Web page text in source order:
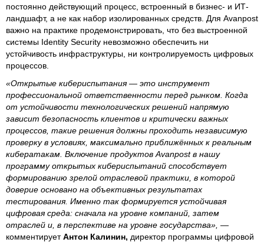
постоянно действующий процесс, встроенный в бизнес- и ИТ-
ландшафт, а не как набор изолированных средств. Для Avanpost
важно на практике продемонстрировать, что без выстроенной
системы Identity Security невозможно обеспечить ни
устойчивость инфраструктуры, ни контролируемость цифровых
процессов.
«Открытые кибериспытания — это инструмент
профессиональной ответственности перед рынком. Когда
от устойчивости технологических решений напрямую
зависит безопасность клиентов и критически важных
процессов, такие решения должны проходить независимую
проверку в условиях, максимально приближённых к реальным
кибератакам. Включение продуктов Avanpost в нашу
программу открытых кибериспытаний способствует
формированию зрелой отраслевой практики, в которой
доверие основано на объективных результатах
тестирования. Именно так формируется устойчивая
цифровая среда: сначала на уровне компаний, затем
отраслей и, в перспективе на уровне государства», —
комментируетАнтон Калинин, директор программы цифровой